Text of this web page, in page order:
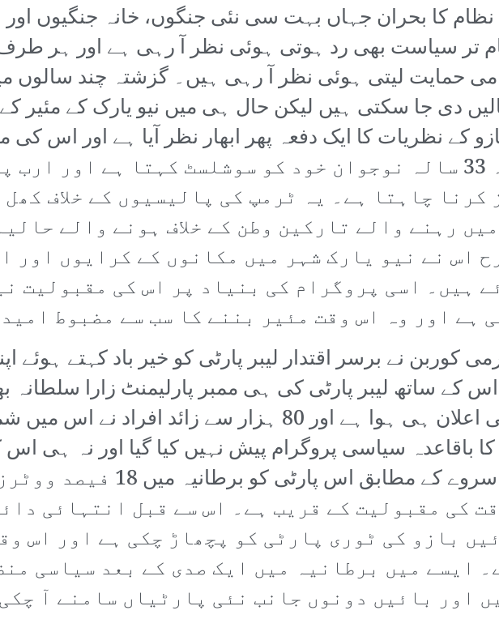
کا بحران جہاں بہت سی نئی جنگوں، خانہ جنگیوں اور
تر سیاست بھی رد ہوتی ہوئی نظر آ رہی ہے اور ہر
حمایت لیتی ہوئی نظر آ رہی ہیں۔ گزشتہ چند سالوں
دی جا سکتی ہیں لیکن حال ہی میں نیو یارک کے مئیر
کے نظریات کا ایک دفعہ پھر ابھار نظر آیا ہے اور اس
کے ساتھ بڑھتی جا رہی ہے۔ یہ 33 سالہ نوجوان خود کو سوشلسٹ کہتا ہے
چاہتا ہے۔ یہ ٹرمپ کی پالیسیوں کے خلاف
رہنے والے تارکین وطن کے خلاف ہونے والے
اس نے نیو یارک شہر میں مکانوں کے کرایوں اور
ہیں۔ اسی پروگرام کی بنیاد پر اس کی مقبولیت
ہے اور وہ اس وقت مئیر بننے کا سب سے مضبوط
کوربن نے برسر اقتدار لیبر پارٹی کو خیر باد کہتے ہوئے
کے ساتھ لیبر پارٹی کی ہی ممبر پارلیمنٹ زارا
ہیں۔ اس پارٹی کو بنانے کا ابھی اعلان ہی ہوا ہے اور 80 ہزار
باقاعدہ سیاسی پروگرام پیش نہیں کیا گیا اور نہ ہی
ہے لیکن اس وقت بھی آزادانہ سروے کے
کی مقبولیت کے قریب ہے۔ اس سے قبل انتہائی
بازو کی ٹوری پارٹی کو پچھاڑ چکی ہے اور اس
ایسے میں برطانیہ میں ایک صدی کے بعد سیاسی
اور بائیں دونوں جانب نئی پارٹیاں سامنے آ